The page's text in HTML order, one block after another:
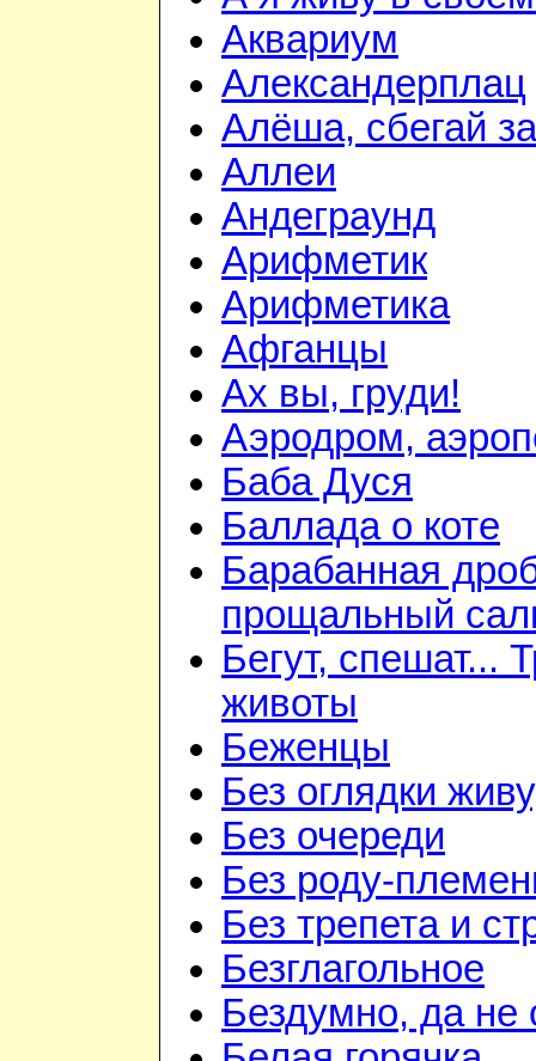
Аквариум
Александерплац
Алёша, сбегай
Аллеи
Андеграунд
Арифметик
Арифметика
Афганцы
Ах вы, груди!
Аэродром,
Баба Дуся
Баллада о коте
Барабанная
прощальный
Бегут, спешат...
животы
Беженцы
Без оглядки
Без очереди
Без роду-
Без трепета и
Безглагольное
Бездумно, да не